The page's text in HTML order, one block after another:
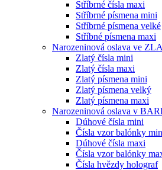
Stříbrné čísla maxi
Stříbrné písmena mini
Stříbrné písmena velké
Stříbné písmena maxi
Narozeninová oslava ve
Zlatý čísla mini
Zlatý čísla maxi
Zlatý písmena mini
Zlatý písmena velký
Zlatý písmena maxi
Narozeninová oslava v
Dúhové čísla mini
Čísla vzor balónky
Dúhové čísla maxi
Čísla vzor balónky
Čísla hvězdy holograf